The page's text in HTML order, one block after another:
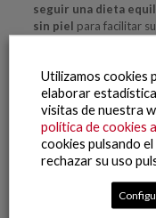
seguir una dieta
sin piel para facilitar
Compromiso con la
Entre las novedades
nuevo envase más
92% el uso de plástico
el etiquetado Nutri-
nutricional de los
Utilizamos cookies
elaborar
visitas de nuestra
política de cookies
cookies pulsando
rechazar su uso